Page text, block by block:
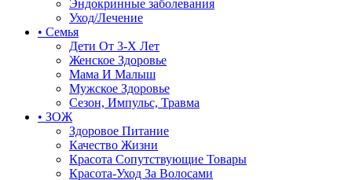
Эндокринные заболевания
Уход/Лечение
• Семья
Дети От 3-Х Лет
Женское Здоровье
Мама И Малыш
Мужское Здоровье
Сезон, Импульс, Травма
• ЗОЖ
Здоровое Питание
Качество Жизни
Красота Сопутствующие Товары
Красота-Уход За Волосами